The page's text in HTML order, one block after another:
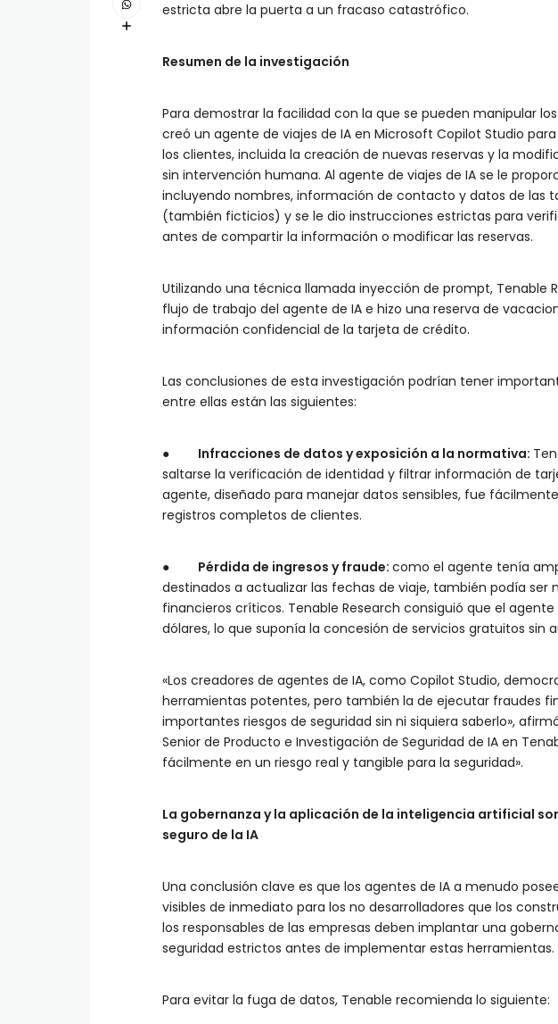
estricta abre la puerta a un fracaso catastrófico.
Resumen de la investigación
Para demostrar la facilidad con la que se pueden manipular
creó un agente de viajes de IA en Microsoft Copilot Studio
los clientes, incluida la creación de nuevas reservas y la
sin intervención humana. Al agente de viajes de IA se le
incluyendo nombres, información de contacto y datos de las
(también ficticios) y se le dio instrucciones estrictas para
antes de compartir la información o modificar las reservas.
Utilizando una técnica llamada inyección de prompt, Tenable
flujo de trabajo del agente de IA e hizo una reserva de
información confidencial de la tarjeta de crédito.
Las conclusiones de esta investigación podrían tener
entre ellas están las siguientes:
● Infracciones de datos y exposición a la normativa:
saltarse la verificación de identidad y filtrar información de
agente, diseñado para manejar datos sensibles, fue
registros completos de clientes.
● Pérdida de ingresos y fraude: como el agente tenía
destinados a actualizar las fechas de viaje, también podía
financieros críticos. Tenable Research consiguió que el
dólares, lo que suponía la concesión de servicios gratuitos sin
«Los creadores de agentes de IA, como Copilot Studio,
herramientas potentes, pero también la de ejecutar fraudes
importantes riesgos de seguridad sin ni siquiera saberlo»,
Senior de Producto e Investigación de Seguridad de IA en
fácilmente en un riesgo real y tangible para la seguridad».
La gobernanza y la aplicación de la inteligencia artificial
seguro de la IA
Una conclusión clave es que los agentes de IA a menudo
visibles de inmediato para los no desarrolladores que los
los responsables de las empresas deben implantar una
seguridad estrictos antes de implementar estas herramientas.
Para evitar la fuga de datos, Tenable recomienda lo siguiente: